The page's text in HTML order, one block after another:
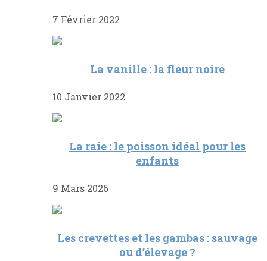
7 Février 2022
La vanille : la fleur noire
10 Janvier 2022
La raie : le poisson idéal pour les
enfants
9 Mars 2026
Les crevettes et les gambas : sauvage
ou d’élevage ?